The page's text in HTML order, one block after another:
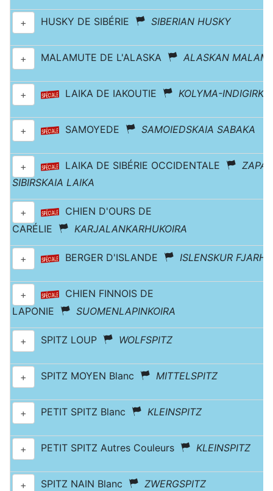
+ HUSKY DE SIBÉRIE SIBERIAN HUSKY
+ MALAMUTE DE L'ALASKA ALASKAN
+ LAIKA DE IAKOUTIE KOLYMA-
+ SAMOYEDE SAMOIEDSKAIA SABAKA
+ LAIKA DE SIBÉRIE OCCIDENTALE
SIBIRSKAIA LAIKA
+
CHIEN D'OURS DE
CARÉLIE
KARJALANKARHUKOIRA
+ BERGER D'ISLANDE ISLENSKUR
+
CHIEN FINNOIS DE
LAPONIE
SUOMENLAPINKOIRA
+ SPITZ LOUP WOLFSPITZ
+ SPITZ MOYEN Blanc MITTELSPITZ
+ PETIT SPITZ Blanc KLEINSPITZ
+ PETIT SPITZ Autres Couleurs KLEINSPITZ
+ SPITZ NAIN Blanc ZWERGSPITZ